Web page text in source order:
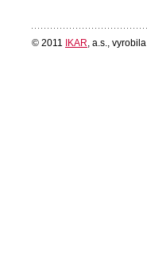
© 2011 IKAR , a.s., vyrobila